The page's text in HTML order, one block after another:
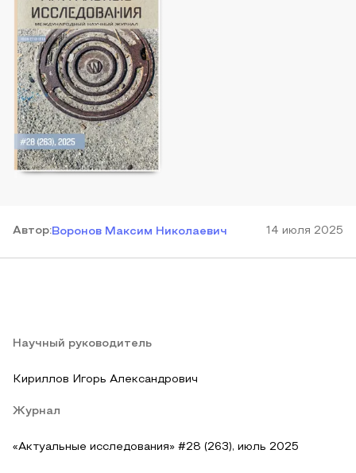
Автор:Воронов Максим Николаевич 14 июля 2025
Научный руководитель
Кириллов Игорь Александрович
Журнал
«Актуальные исследования» #28 (263), июль 2025